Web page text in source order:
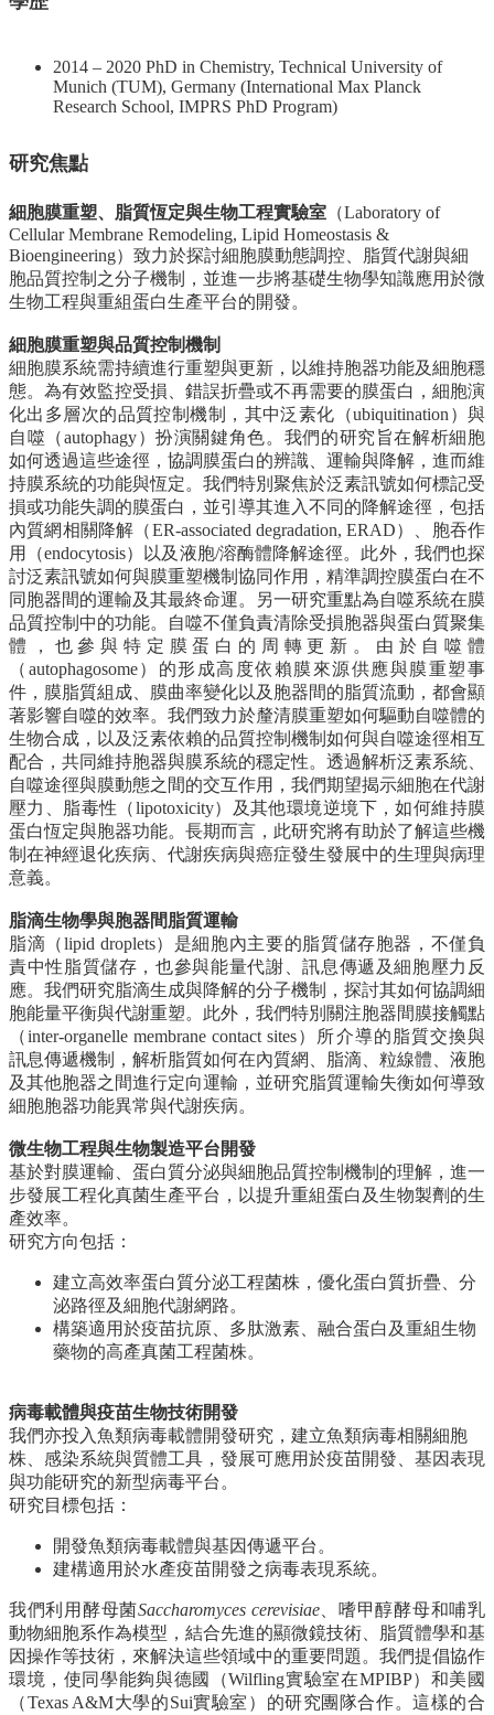
頁
首
頁
生
科
院
首
頁
站
導
覽
聯
絡
資
訊
English
公
佈
欄
學
系
簡
介
系
所
師
資
高
生
專
區
大
學
部
碩
士
班
系
友
源
下
載
中
專
區
2014 – 2020 PhD in Chemistry, Technical University of
Munich (TUM), Germany (International Max Planck
Research School, IMPRS PhD Program)
研究焦點
細胞膜重塑、脂質恆定與生物工程實驗室 （Laboratory of
Cellular Membrane Remodeling, Lipid Homeostasis &
Bioengineering）致力於探討細胞膜動態調控、脂質代謝與細
胞品質控制之分子機制，並進一步將基礎生物學知識應用於微
生物工程與重組蛋白生產平台的開發。
細胞膜重塑與品質控制機制
細胞膜系統需持續進行重塑與更新，以維持胞器功能及細胞穩
態。為有效監控受損、錯誤折疊或不再需要的膜蛋白，細胞演
化出多層次的品質控制機制，其中泛素化 （ubiquitination）與
自噬（autophagy）扮演關鍵角色。我們的研究旨在解析細胞
如何透過這些途徑，協調膜蛋白的辨識、運輸與降解，進而維
持膜系統的功能與恆定。 我們特別聚焦於泛素訊號如何標記受
損或功能失調的膜蛋白，並引導其進入不同的降解途徑，包括
內質網相關降解（ER-associated degradation, ERAD）、胞吞作
用（endocytosis）以及液胞/溶酶體降解途徑。此外，我們也探
討泛素訊號如何與膜重塑機制協同作用，精準調控膜蛋白在不
同胞器間的運輸及其最終命運。
另一研究重點為自噬系統在膜
品質控制中的功能。自噬不僅負責清除受損胞器與蛋白質聚集
體，也參與特定膜蛋白的周轉更新。由於自噬體
（autophagosome）的形成高度依賴膜來源供應與膜重塑事
件，膜脂質組成、膜曲率變化以及胞器間的脂質流動，都會顯
著影響自噬的效率。我們致力於釐清膜重塑如何驅動自噬體的
生物合成，以及泛素依賴的品質控制機制如何與自噬途徑相互
配合，共同維持胞器與膜系統的穩定性。 透過解析泛素系統、
自噬途徑與膜動態之間的交互作用，我們期望揭示細胞在代謝
壓力、脂毒性（lipotoxicity）及其他環境逆境下，如何維持膜
蛋白恆定與胞器功能。長期而言，此研究將有助於了解這些機
制在神經退化疾病、代謝疾病與癌症發生發展中的生理與病理
意義。
脂滴生物學與胞器間脂質運輸
脂滴（lipid droplets）是細胞內主要的脂質儲存胞器，不僅負
責中性脂質儲存，也參與能量代謝、訊息傳遞及細胞壓力反
應。我們研究脂滴生成與降解的分子機制，探討其如何協調細
胞能量平衡與代謝重塑。 此外，我們特別關注胞器間膜接觸點
（inter-organelle membrane contact sites）所介導的脂質交換與
訊息傳遞機制，解析脂質如何在內質網、脂滴、粒線體、液胞
及其他胞器之間進行定向運輸，並研究脂質運輸失衡如何導致
細胞胞器功能異常與代謝疾病。
微生物工程與生物製造平台開發
基於對膜運輸、蛋白質分泌與細胞品質控制機制的理解，進一
步發展工程化真菌生產平台，以提升重組蛋白及生物製劑的生
產效率。
研究方向包括：
建立高效率蛋白質分泌工程菌株，優化蛋白質折疊、分
泌路徑及細胞代謝網路。
構築適用於疫苗抗原、多肽激素、融合蛋白及重組生物
藥物的高產真菌工程菌株。
病毒載體與疫苗生物技術開發
我們亦投入魚類病毒載體開發研究，建立魚類病毒相關細胞
株、感染系統與質體工具，發展可應用於疫苗開發、基因表現
與功能研究的新型病毒平台。
研究目標包括：
開發魚類病毒載體與基因傳遞平台。
建構適用於水產疫苗開發之病毒表現系統。
我們利用酵母菌Saccharomyces cerevisiae、嗜甲醇酵母和哺乳
動物細胞系作為模型，結合先進的顯微鏡技術、脂質體學和基
因操作等技術，來解決這些領域中的重要問題。我們提倡協作
環境，使同學能夠與德國（Wilfling實驗室在MPIBP）和美國
（Texas A&M大學的Sui實驗室）的研究團隊合作。這樣的合